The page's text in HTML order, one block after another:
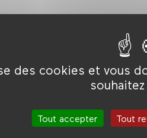
des cookies et vous
Tout accepter Tout
#2